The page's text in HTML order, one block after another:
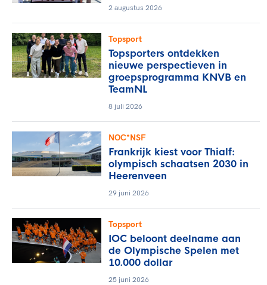
2 augustus 2026
Topsport
Topsporters ontdekken
nieuwe perspectieven in
groepsprogramma KNVB en
TeamNL
8 juli 2026
NOC*NSF
Frankrijk kiest voor Thialf:
olympisch schaatsen 2030 in
Heerenveen
29 juni 2026
Topsport
IOC beloont deelname aan
de Olympische Spelen met
10.000 dollar
25 juni 2026